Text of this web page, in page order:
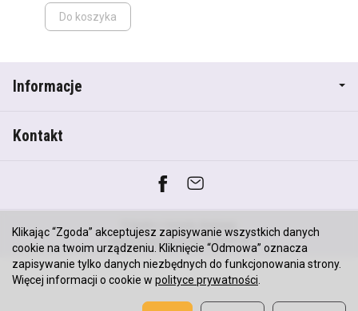
Do koszyka
Informacje
Kontakt
*) brutto +
koszty dostawy
Sklep internetowy SOTESHOP AI
Klikając “Zgoda” akceptujesz zapisywanie wszystkich danych
cookie na twoim urządzeniu. Kliknięcie “Odmowa” oznacza
zapisywanie tylko danych niezbędnych do funkcjonowania strony.
Więcej informacji o cookie w polityce prywatności